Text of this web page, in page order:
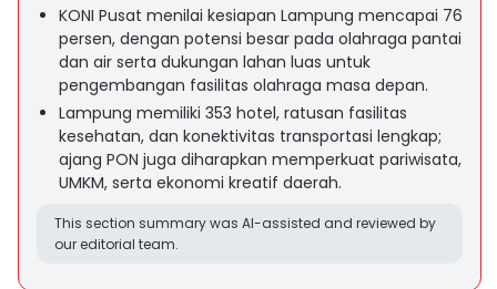
KONI Pusat menilai kesiapan Lampung mencapai 76
persen, dengan potensi besar pada olahraga pantai
dan air serta dukungan lahan luas untuk
pengembangan fasilitas olahraga masa depan.
Lampung memiliki 353 hotel, ratusan fasilitas
kesehatan, dan konektivitas transportasi lengkap;
ajang PON juga diharapkan memperkuat pariwisata,
UMKM, serta ekonomi kreatif daerah.
This section summary was AI-assisted and reviewed by
our editorial team.